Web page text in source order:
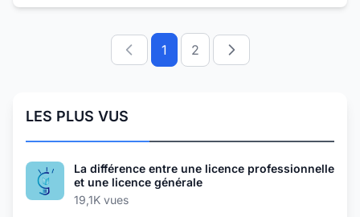
1 2
LES PLUS VUS
La différence entre une licence professionnelle
et une licence générale
19,1K vues